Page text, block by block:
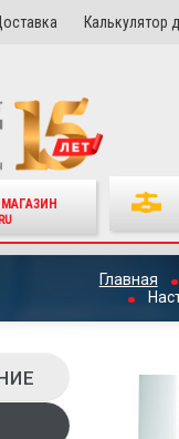
Калькулятор
Главная